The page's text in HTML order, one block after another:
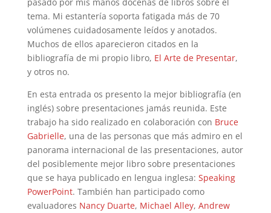
tema. Mi estantería soporta fatigada más de 70
volúmenes cuidadosamente leídos y anotados.
Muchos de ellos aparecieron citados en la
bibliografía de mi propio libro, El Arte de Presentar,
y otros no.
En esta entrada os presento la mejor bibliografía (en
inglés) sobre presentaciones jamás reunida. Este
trabajo ha sido realizado en colaboración con Bruce
Gabrielle, una de las personas que más admiro en el
panorama internacional de las presentaciones, autor
del posiblemente mejor libro sobre presentaciones
que se haya publicado en lengua inglesa: Speaking
PowerPoint. También han participado como
evaluadores Nancy Duarte, Michael Alley, Andrew